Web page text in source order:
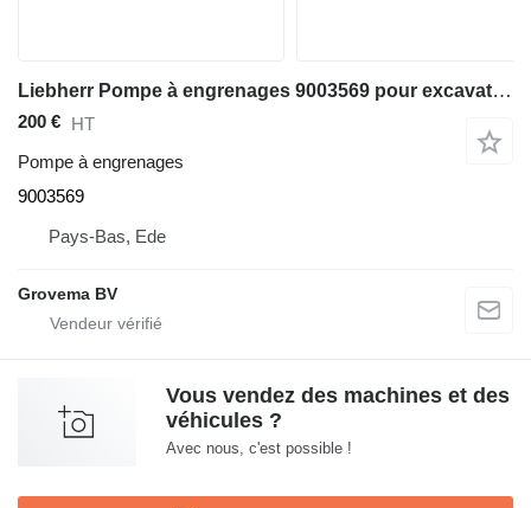
Liebherr Pompe à engrenages 9003569 pour excavateur Liebherr R954B / R964B / R974B / R964
200 € HT
Pompe à engrenages
9003569
Pays-Bas, Ede
Grovema BV
Vous vendez des machines et des
véhicules ?
Avec nous, c'est possible !